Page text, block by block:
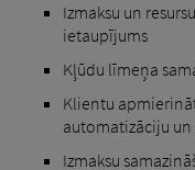
Izmaksu un
ietaupījums
Kļūdu līmeņa
Klientu
automatizāciju
Izmaksu